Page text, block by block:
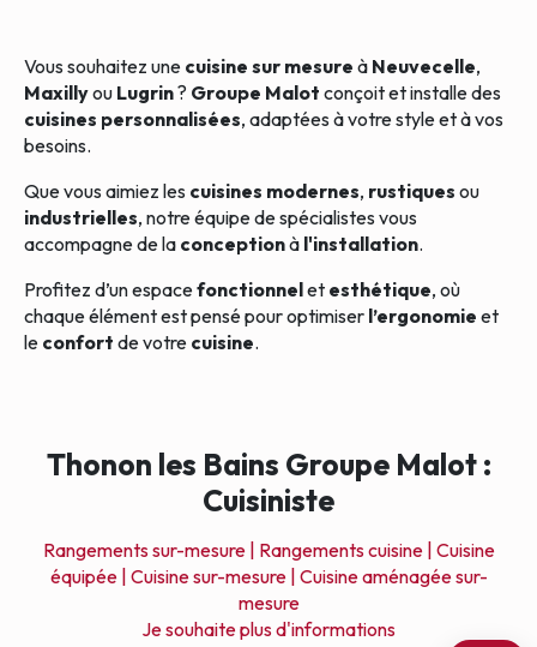
Vous souhaitez une cuisine sur mesure à Neuvecelle,
Maxillyou Lugrin? Groupe Malot conçoit et installe des
cuisines personnalisées, adaptées à votre style et à vos
besoins.
Que vous aimiez les cuisines modernes, rustiques ou
industrielles, notre équipe de spécialistes vous
accompagne de la conceptionà l'installation.
Profitez d’un espacefonctionnelet esthétique, où
chaque élément est pensé pour optimiser l’ergonomie et
le confort de votre cuisine.
Thonon les Bains Groupe Malot :
Cuisiniste
Rangements sur-mesure | Rangements cuisine | Cuisine
équipée | Cuisine sur-mesure | Cuisine aménagée sur-
mesure
Je souhaite plus d'informations